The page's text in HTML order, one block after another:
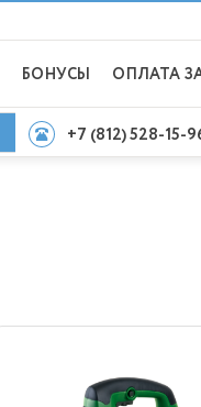
БОНУСЫ ОПЛАТА
+7 (812) 528-15-